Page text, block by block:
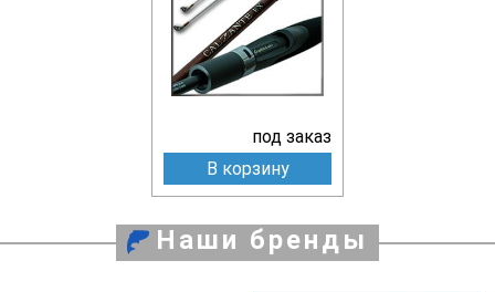
под заказ
В корзину
Наши бренды